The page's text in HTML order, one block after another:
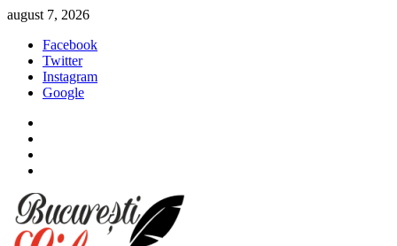
Sari
conținut
august 7, 2026
Facebook
Twitter
Instagram
Google